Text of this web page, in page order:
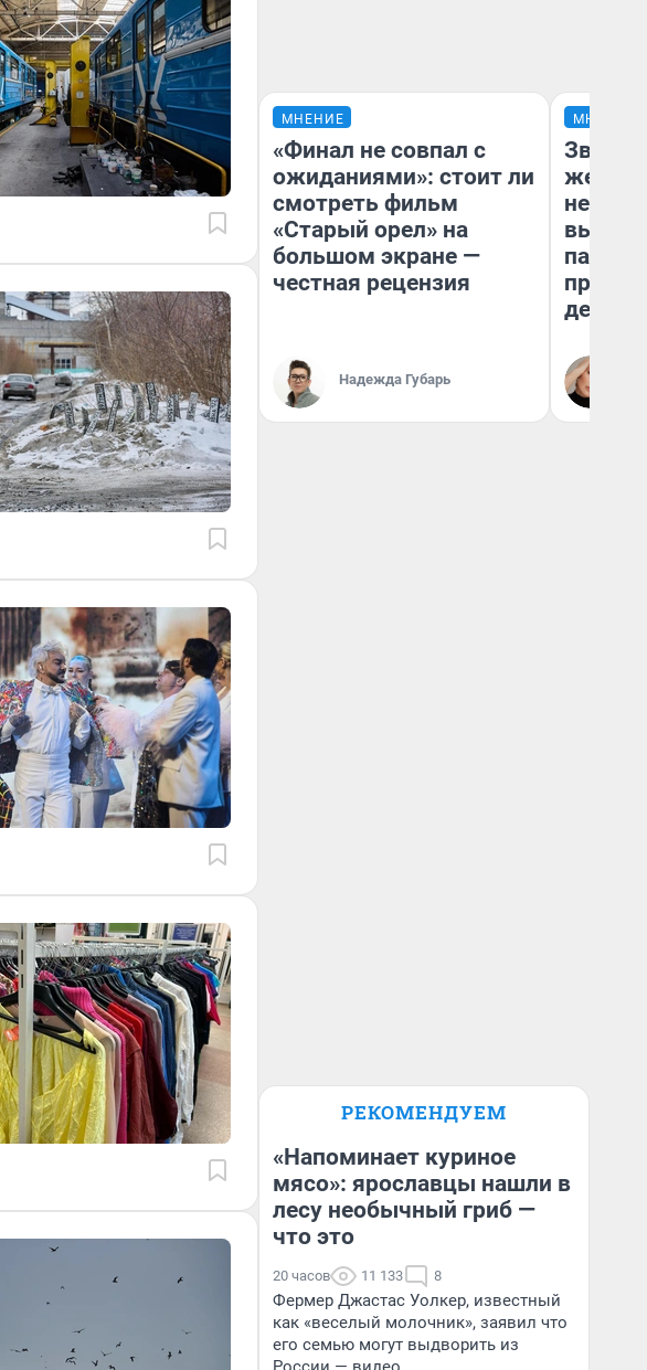
МНЕНИЕ
«Финал не совпал с
ожиданиями»: стоит ли
смотреть фильм
«Старый орел» на
большом экране —
честная рецензия
Надежда Губарь
МНЕНИЕ
день
РЕКОМЕНДУЕМ
«Напоминает куриное
мясо»: ярославцы нашли в
лесу необычный гриб —
что это
20 часов 11 133 8
Фермер Джастас Уолкер, известный
как «веселый молочник», заявил что
его семью могут выдворить из